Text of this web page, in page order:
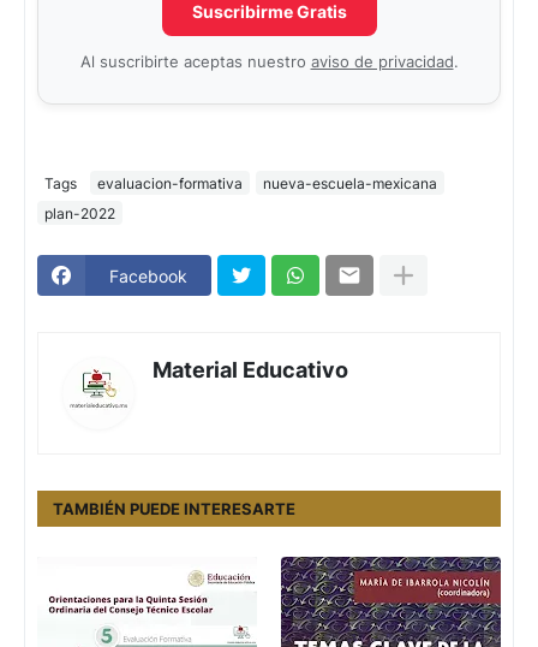
Suscribirme Gratis
Al suscribirte aceptas nuestro aviso de privacidad.
Tags evaluacion-formativa
nueva-escuela-mexicana
plan-2022
Facebook
Material Educativo
TAMBIÉN PUEDE INTERESARTE